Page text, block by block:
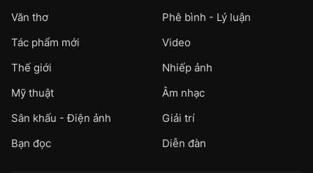
Văn thơ
Phê bình - Lý luận
Tác phẩm mới
Video
Thế giới
Nhiếp ảnh
Mỹ thuật
Âm nhạc
Sân khấu - Điện ảnh
Giải trí
Bạn đọc
Diễn đàn